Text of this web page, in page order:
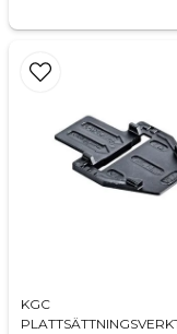
KGC